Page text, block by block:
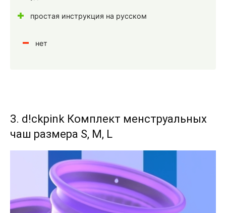
простая инструкция на русском
нет
3. d!ckpink Комплект менструальных
чаш размера S, M, L